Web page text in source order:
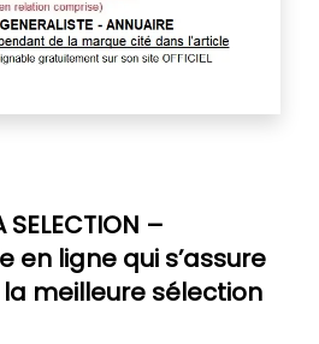
SELECTION –
ligne qui s’assure
meilleure sélection